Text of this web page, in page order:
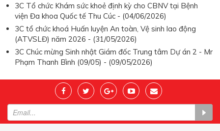
3C Tổ chức Khám sức khoẻ định kỳ cho CBNV tại Bệnh
viện Đa khoa Quốc tế Thu Cúc - (04/06/2026)
3C tổ chức khoá Huấn luyện An toàn, Vệ sinh lao động
(ATVSLĐ) năm 2026 - (31/05/2026)
3C Chúc mừng Sinh nhật Giám đốc Trung tâm Dự án 2 - Mr
Phạm Thanh Bình (09/05) - (09/05/2026)